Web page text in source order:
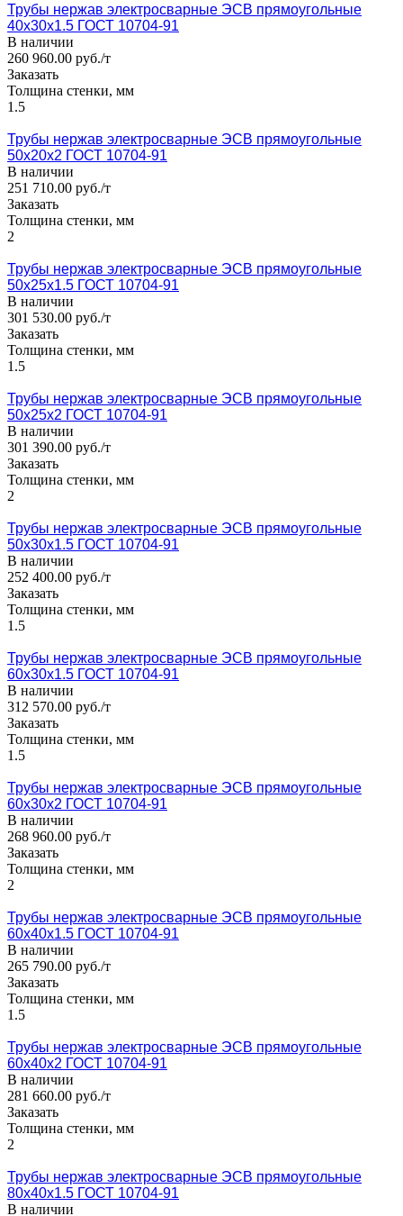
Трубы нержав электросварные ЭСВ прямоугольные
40x30x1.5 ГОСТ 10704-91
В наличии
260 960.00 руб./т
Заказать
Толщина стенки, мм
1.5
Трубы нержав электросварные ЭСВ прямоугольные
50x20x2 ГОСТ 10704-91
В наличии
251 710.00 руб./т
Заказать
Толщина стенки, мм
2
Трубы нержав электросварные ЭСВ прямоугольные
50x25x1.5 ГОСТ 10704-91
В наличии
301 530.00 руб./т
Заказать
Толщина стенки, мм
1.5
Трубы нержав электросварные ЭСВ прямоугольные
50x25x2 ГОСТ 10704-91
В наличии
301 390.00 руб./т
Заказать
Толщина стенки, мм
2
Трубы нержав электросварные ЭСВ прямоугольные
50x30x1.5 ГОСТ 10704-91
В наличии
252 400.00 руб./т
Заказать
Толщина стенки, мм
1.5
Трубы нержав электросварные ЭСВ прямоугольные
60x30x1.5 ГОСТ 10704-91
В наличии
312 570.00 руб./т
Заказать
Толщина стенки, мм
1.5
Трубы нержав электросварные ЭСВ прямоугольные
60x30x2 ГОСТ 10704-91
В наличии
268 960.00 руб./т
Заказать
Толщина стенки, мм
2
Трубы нержав электросварные ЭСВ прямоугольные
60x40x1.5 ГОСТ 10704-91
В наличии
265 790.00 руб./т
Заказать
Толщина стенки, мм
1.5
Трубы нержав электросварные ЭСВ прямоугольные
60x40x2 ГОСТ 10704-91
В наличии
281 660.00 руб./т
Заказать
Толщина стенки, мм
2
Трубы нержав электросварные ЭСВ прямоугольные
80x40x1.5 ГОСТ 10704-91
В наличии